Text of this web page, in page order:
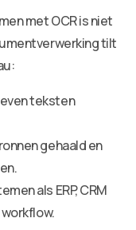
met OCR is niet
tilt
teksten
gehaald en
als ERP, CRM